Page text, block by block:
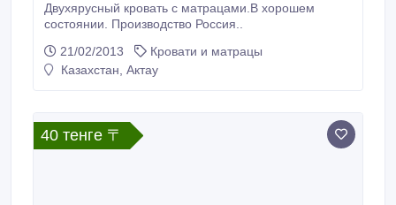
Двухярусный кровать с матрацами.В хорошем
состоянии. Производство Россия..
21/02/2013
Кровати и матрацы
Казахстан, Актау
40 тенге 〒